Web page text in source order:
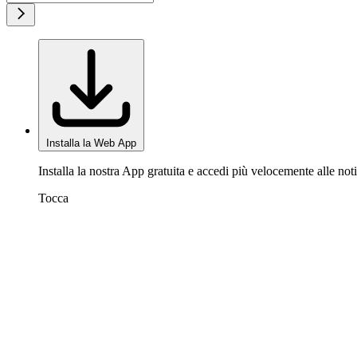
Installa la Web App
Installa la nostra App gratuita e accedi più velocemente alle
Tocca